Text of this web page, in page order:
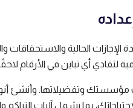
الإجازات الحالية والاستحقاقات
لتفادي أي تباين في الأرقام
وتفضيلاتها. وأنشئ
بما يشمل آليات التراكم